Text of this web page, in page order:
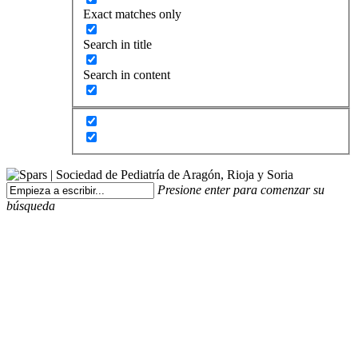
Exact matches only
Search in title
Search in content
Presione enter para comenzar su
búsqueda